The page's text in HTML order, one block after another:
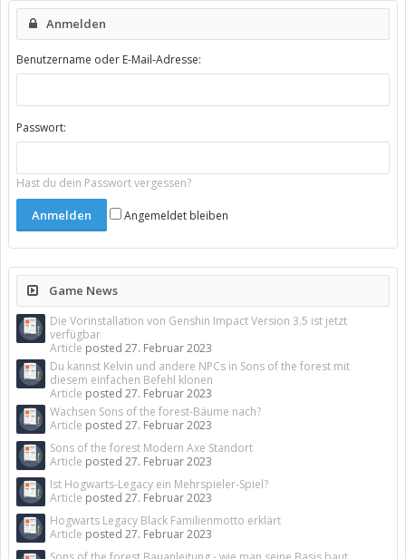
Anmelden
Benutzername oder E-Mail-Adresse:
Passwort:
Hast du dein Passwort vergessen?
Angemeldet bleiben
Game News
Die Vorinstallation von Genshin Impact Version 3.5 ist jetzt
verfügbar
Article posted 27. Februar 2023
Du kannst Kelvin und andere NPCs in Sons of the forest mit
diesem einfachen Befehl klonen
Article posted 27. Februar 2023
Wachsen Sons of the forest-Bäume nach?
Article posted 27. Februar 2023
Sons of the forest Modern Axe Standort
Article posted 27. Februar 2023
Ist Hogwarts-Legacy ein Mehrspieler-Spiel?
Article posted 27. Februar 2023
Hogwarts Legacy Black Familienmotto erklärt
Article posted 27. Februar 2023